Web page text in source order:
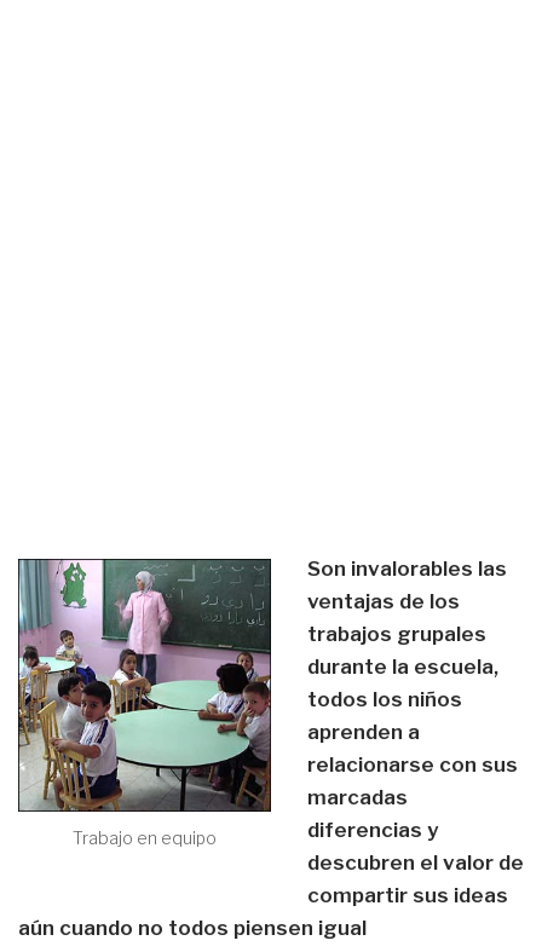
Trabajo en equipo
Son invalorables las
ventajas de los
trabajos grupales
durante la escuela,
todos los niños
aprenden a
relacionarse con sus
marcadas
diferencias y
descubren el valor de
compartir sus ideas
aún cuando no todos piensen igual